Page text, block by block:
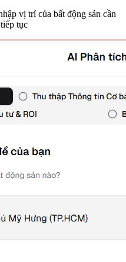
vị trí của bất động sản cần
tục